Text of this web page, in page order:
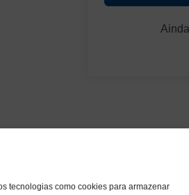
tecnologias como cookies para armazenar